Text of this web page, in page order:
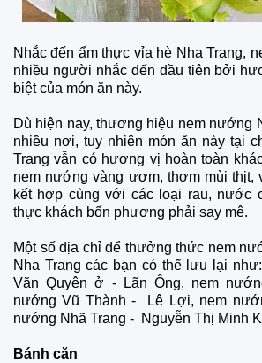
Nhắc đến ẩm thực vỉa hè Nha Trang,
nhiều người nhắc đến đầu tiên bởi
biệt của món ăn này.
Dù hiện nay, thương hiệu nem nướng
nhiều nơi, tuy nhiên món ăn này tại
Trang vẫn có hương vị hoàn toàn
nem nướng vàng ươm, thơm mùi thịt,
kết hợp cùng với các loại rau, nước
thực khách bốn phương phải say mê.
Một số địa chỉ để thưởng thức nem
Nha Trang các bạn có thể lưu lại
Văn Quyên ở - Lãn Ông, nem
nướng Vũ Thành - Lê Lợi, nem
nướng Nhã Trang - Nguyễn Thị Minh
Bánh căn